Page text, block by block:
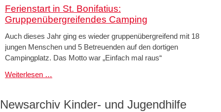
Ferienstart in St. Bonifatius:
Gruppenübergreifendes Camping
Auch dieses Jahr ging es wieder gruppenübergreifend mit 18
jungen Menschen und 5 Betreuenden auf den dortigen
Campingplatz. Das Motto war „Einfach mal raus“
Weiterlesen …
Bonifatius:
Newsarchiv Kinder- und Jugendhilfe